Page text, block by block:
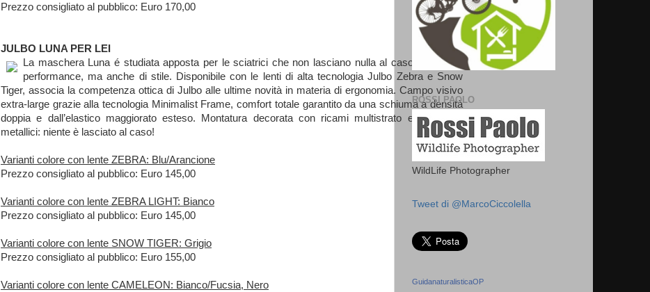
Prezzo consigliato al pubblico: Euro 170,00
JULBO LUNA PER LEI
La maschera Luna é studiata apposta per le sciatrici che non lasciano nulla al caso, in fatto di
performance, ma anche di stile. Disponibile con le lenti di alta tecnologia Julbo Zebra e Snow
Tiger, associa la competenza ottica di Julbo alle ultime novità in materia di ergonomia. Campo visivo
extra-large grazie alla tecnologia Minimalist Frame, comfort totale garantito da una schiuma a densità
doppia e dall’elastico maggiorato esteso. Montatura decorata con ricami multistrato ed elementi
metallici: niente è lasciato al caso!
Varianti colore con lente ZEBRA: Blu/Arancione
Prezzo consigliato al pubblico: Euro 145,00
Varianti colore con lente ZEBRA LIGHT: Bianco
Prezzo consigliato al pubblico: Euro 145,00
Varianti colore con lente SNOW TIGER: Grigio
Prezzo consigliato al pubblico: Euro 155,00
Varianti colore con lente CAMELEON: Bianco/Fucsia, Nero
ROSSI PAOLO
WildLife Photographer
Tweet di @MarcoCiccolella
GuidanaturalisticaOP